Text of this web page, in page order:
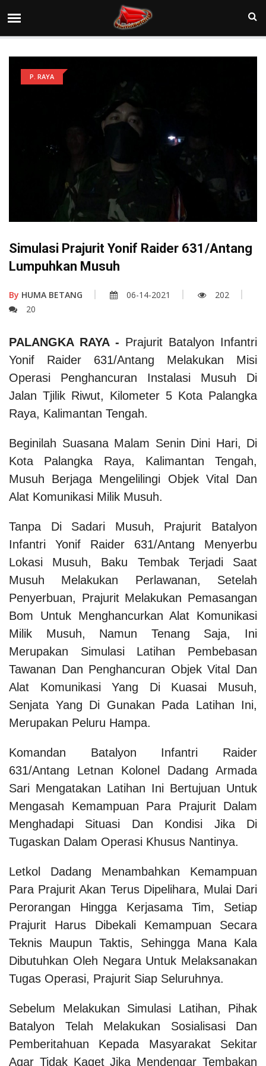
P. RAYA
Simulasi Prajurit Yonif Raider 631/Antang
Lumpuhkan Musuh
By HUMA BETANG 06-14-2021
202
20
PALANGKA RAYA - Prajurit Batalyon Infantri
Yonif Raider 631/Antang Melakukan Misi
Operasi Penghancuran Instalasi Musuh Di
Jalan Tjilik Riwut, Kilometer 5 Kota Palangka
Raya, Kalimantan Tengah.
Beginilah Suasana Malam Senin Dini Hari, Di
Kota Palangka Raya, Kalimantan Tengah,
Musuh Berjaga Mengelilingi Objek Vital Dan
Alat Komunikasi Milik Musuh.
Tanpa Di Sadari Musuh, Prajurit Batalyon
Infantri Yonif Raider 631/Antang Menyerbu
Lokasi Musuh, Baku Tembak Terjadi Saat
Musuh Melakukan Perlawanan, Setelah
Penyerbuan, Prajurit Melakukan Pemasangan
Bom Untuk Menghancurkan Alat Komunikasi
Milik Musuh, Namun Tenang Saja, Ini
Merupakan Simulasi Latihan Pembebasan
Tawanan Dan Penghancuran Objek Vital Dan
Alat Komunikasi Yang Di Kuasai Musuh,
Senjata Yang Di Gunakan Pada Latihan Ini,
Merupakan Peluru Hampa.
Komandan Batalyon Infantri Raider
631/Antang Letnan Kolonel Dadang Armada
Sari Mengatakan Latihan Ini Bertujuan Untuk
Mengasah Kemampuan Para Prajurit Dalam
Menghadapi Situasi Dan Kondisi Jika Di
Tugaskan Dalam Operasi Khusus Nantinya.
Letkol Dadang Menambahkan Kemampuan
Para Prajurit Akan Terus Dipelihara, Mulai Dari
Perorangan Hingga Kerjasama Tim, Setiap
Prajurit Harus Dibekali Kemampuan Secara
Teknis Maupun Taktis, Sehingga Mana Kala
Dibutuhkan Oleh Negara Untuk Melaksanakan
Tugas Operasi, Prajurit Siap Seluruhnya.
Sebelum Melakukan Simulasi Latihan, Pihak
Batalyon Telah Melakukan Sosialisasi Dan
Pemberitahuan Kepada Masyarakat Sekitar
Agar Tidak Kaget Jika Mendengar Tembakan